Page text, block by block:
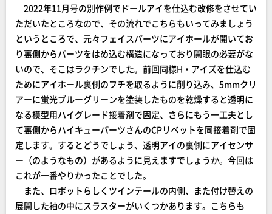
2022年11月号の別作例でドールアイを仕込む改修をさせてい
ただいたところなので、その流れでこちらもいってみましょう
というところで、元々フェイスパーツにアイホールが開いてお
り裏側からパーツをはめ込む構造になっており開眼の必要がな
いので、そこはラクチンでした。前回同様H・アイズを仕込む
ためにアイホール裏側のフチを取るように削り込み、5mmクリ
アーに蛍光ブルーグリーンを塗装したものを乾燥すると透明に
なる模型用ハイグレード接着剤で固定、さらにもう一工夫とし
て裏側からハイキューパーツさんのCPリベットを同接着剤で固
定します。するとどうでしょう、透明アイの裏側にアイセンサ
ー（のようなもの）があるように見えますでしょうか。今回は
これが一番やりかったことでした。
また、ロボットらしくツインテールの内側、また付け替えの
展開した袖の中にスラスターがいくつかあります。こちらも